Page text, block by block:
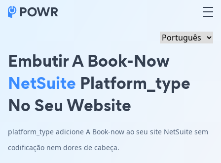
Embutir A Book-Now
NetSuite Platform_type
No Seu Website
platform_type adicione A Book-now ao seu site NetSuite sem
codificação nem dores de cabeça.